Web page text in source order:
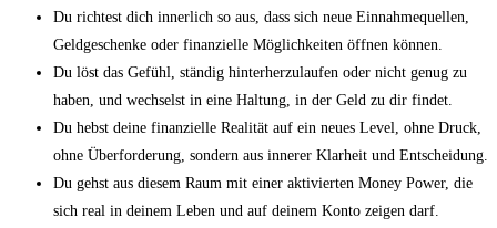
Du richtest dich innerlich so aus, dass sich neue Einnahmequellen,
Geldgeschenke oder finanzielle Möglichkeiten öffnen können.
Du löst das Gefühl, ständig hinterherzulaufen oder nicht genug zu
haben, und wechselst in eine Haltung, in der Geld zu dir findet.
Du hebst deine finanzielle Realität auf ein neues Level, ohne Druck,
ohne Überforderung, sondern aus innerer Klarheit und Entscheidung.
Du gehst aus diesem Raum mit einer aktivierten Money Power, die
sich real in deinem Leben und auf deinem Konto zeigen darf.